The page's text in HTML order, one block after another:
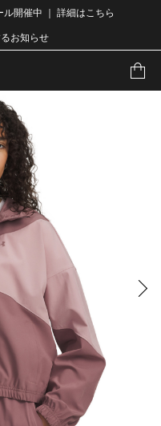
ル開催中 ｜ 詳細はこちら
お知らせ